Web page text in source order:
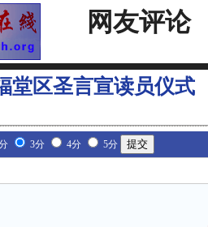
网友评论
堂区圣言宣读员仪式
3分 4分 5分